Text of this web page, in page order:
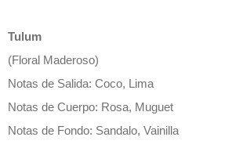
Tulum
(Floral Maderoso)
Notas de Salida: Coco, Lima
Notas de Cuerpo: Rosa, Muguet
Notas de Fondo: Sandalo, Vainilla